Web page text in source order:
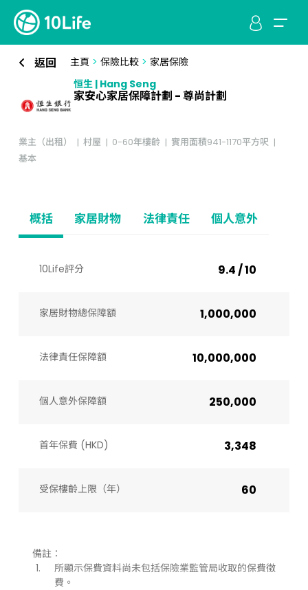
返回 主頁 > 保險比較> 家居保險
恒生 | Hang Seng
家安心家居保障計劃 - 尊尚計劃
業主（出租） 村屋 0-60年樓齡
實用面積941-1170平方呎
基本
概括 家居財物 法律責任 個人意外
10Life評分 9.4 / 10
家居財物總保障額 1,000,000
法律責任保障額 10,000,000
個人意外保障額 250,000
首年保費 (HKD) 3,348
受保樓齡上限（年）​ 60
備註：
所顯示保費資料尚未包括保險業監管局收取的保費徵
費。